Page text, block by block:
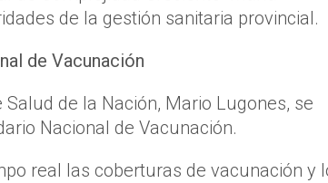
de la gestión sanitaria provincial.
de Vacunación
de la Nación, Mario Lugones, se
Nacional de Vacunación.
real las coberturas de vacunación y